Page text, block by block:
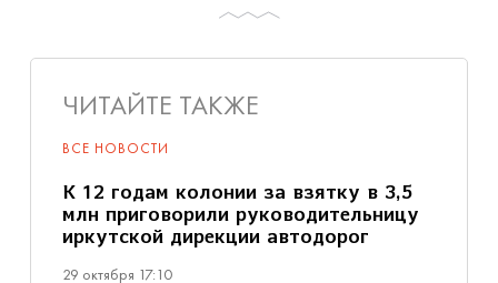
ЧИТАЙТЕ ТАКЖЕ
ВСЕ НОВОСТИ
К 12 годам колонии за взятку в 3,5
млн приговорили руководительницу
иркутской дирекции автодорог
29 октября 17:10